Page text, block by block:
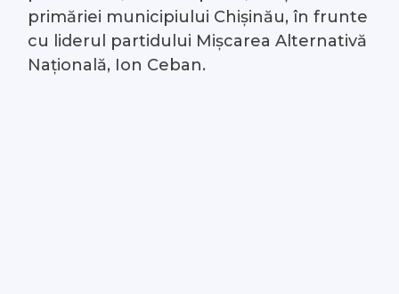
Contacte
primăriei municipiului Chișinău, în frunte
cu liderul partidului Mișcarea Alternativă
Națională, Ion Ceban.